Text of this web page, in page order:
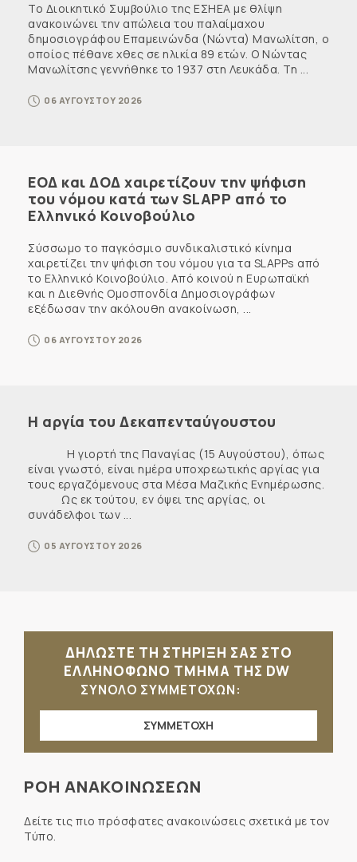
Το Διοικητικό Συμβούλιο της ΕΣΗΕΑ με θλίψη
ανακοινώνει την απώλεια του παλαίμαχου
δημοσιογράφου Επαμεινώνδα (Νώντα) Μανωλίτση, ο
οποίος πέθανε χθες σε ηλικία 89 ετών. Ο Νώντας
Μανωλίτσης γεννήθηκε το 1937 στη Λευκάδα. Τη ...
06 ΑΥΓΟΥΣΤΟΥ 2026
ΕΟΔ και ΔΟΔ χαιρετίζουν την ψήφιση
του νόμου κατά των SLAPP από το
Ελληνικό Κοινοβούλιο
Σύσσωμο το παγκόσμιο συνδικαλιστικό κίνημα
χαιρετίζει την ψήφιση του νόμου για τα SLAPPs από
το Ελληνικό Κοινοβούλιο. Από κοινού η Ευρωπαϊκή
και η Διεθνής Ομοσπονδία Δημοσιογράφων
εξέδωσαν την ακόλουθη ανακοίνωση, ...
06 ΑΥΓΟΥΣΤΟΥ 2026
Η αργία του Δεκαπενταύγουστου
Η γιορτή της Παναγίας (15 Αυγούστου), όπως
είναι γνωστό, είναι ημέρα υποχρεωτικής αργίας για
τους εργαζόμενους στα Μέσα Μαζικής Ενημέρωσης.
Ως εκ τούτου, εν όψει της αργίας, οι
συνάδελφοι των ...
05 ΑΥΓΟΥΣΤΟΥ 2026
ΔΗΛΩΣΤΕ ΤΗ ΣΤΗΡΙΞΗ ΣΑΣ ΣΤΟ
ΕΛΛΗΝΟΦΩΝΟ ΤΜΗΜΑ ΤΗΣ DW
ΣΥΝΟΛΟ ΣΥΜΜΕΤΟΧΩΝ:
ΣΥΜΜΕΤΟΧΗ
ΡΟΗ ΑΝΑΚΟΙΝΩΣΕΩΝ
Δείτε τις πιο πρόσφατες ανακοινώσεις σχετικά με τον
Τύπο.